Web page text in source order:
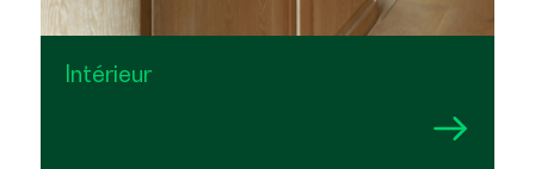
Intérieur